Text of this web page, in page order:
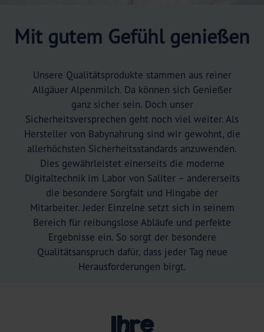
Mit gutem Gefühl genießen
Unsere Qualitätsprodukte stammen aus reiner
Allgäuer Alpenmilch. Da können sich Genießer
ganz sicher sein. Doch unser
Sicherheitsversprechen geht noch viel weiter. Als
Hersteller von Babynahrung sind wir gewohnt, die
allerhöchsten Sicherheitsstandards anzuwenden.
Dies gewährleistet einerseits die moderne
Digitaltechnik im Labor von Saliter – andererseits
die besondere Sorgfalt und Hingabe der
Mitarbeiter. Jeder Einzelne setzt sich in seinem
Bereich für reibungslose Abläufe und perfekte
Ergebnisse ein. So sorgt der besondere
Qualitätsanspruch dafür, dass jeder Tag neue
Herausforderungen birgt.
Ihre